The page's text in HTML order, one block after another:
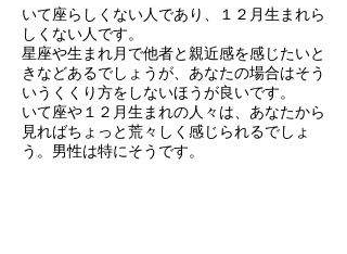
いて座らしくない人であり、１２月生まれら
しくない人です。
星座や生まれ月で他者と親近感を感じたいと
きなどあるでしょうが、あなたの場合はそう
いうくくり方をしないほうが良いです。
いて座や１２月生まれの人々は、あなたから
見ればちょっと荒々しく感じられるでしょ
う。男性は特にそうです。